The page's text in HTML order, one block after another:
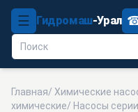
☰ Гидромаш-Урал
Главная/ Химические
химические/ Насосы